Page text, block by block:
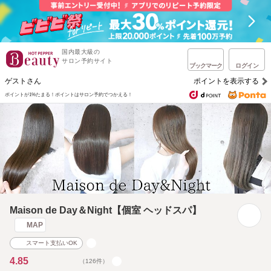
国内最大級の
サロン予約サイト
ブックマーク ログイン
ゲストさん ポイントを表示する
ポイントが1%たまる！ ポイントはサロン予約でつかえる！
Maison de Day＆Night【個室 ヘッドスパ】
MAP
スマート支払いOK
4.85 （126件）